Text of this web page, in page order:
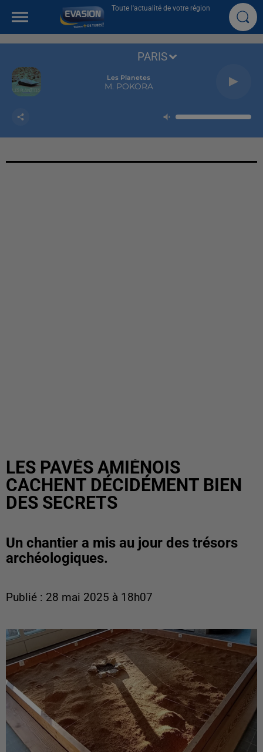
Toute l'actualité de votre région
Les Planetes
M. POKORA
PARIS
LES PAVÉS AMIÉNOIS
CACHENT DÉCIDÉMENT BIEN
DES SECRETS
Un chantier a mis au jour des trésors
archéologiques.
Publié : 28 mai 2025 à 18h07